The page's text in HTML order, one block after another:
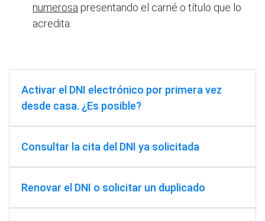
numerosa presentando el carné o título que lo
acredita.
Activar el DNI electrónico por primera vez
desde casa. ¿Es posible?
Consultar la cita del DNI ya solicitada
Renovar el DNI o solicitar un duplicado